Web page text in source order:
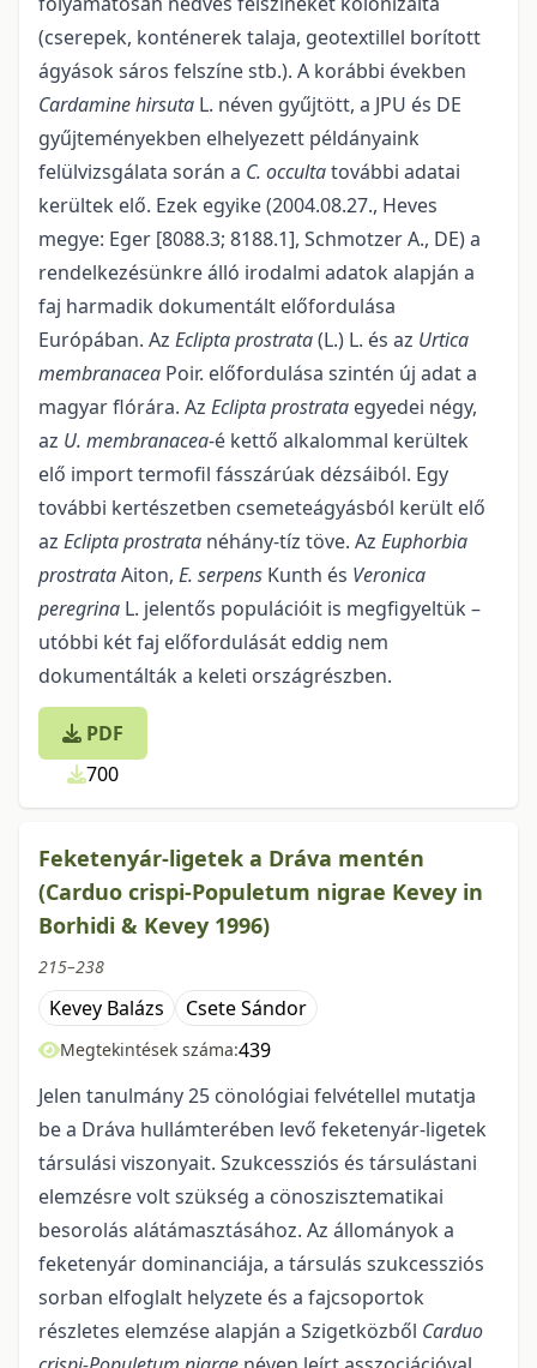
(cserepek, konténerek talaja, geotextillel borított
ágyások sáros felszíne stb.). A korábbi években
Cardamine hirsuta L. néven gyűjtött, a JPU és DE
gyűjteményekben elhelyezett példányaink
felülvizsgálata során a C. occultatovábbi adatai
kerültek elő. Ezek egyike (2004.08.27., Heves
megye: Eger [8088.3; 8188.1], Schmotzer A., DE) a
rendelkezésünkre álló irodalmi adatok alap­ján a
faj harmadik dokumentált előfordulása
Európában. Az Eclipta prostrata(L.) L. és az Urtica
memb­ranacea Poir. előfordulása szintén új adat a
magyar flórára. Az Eclipta prostrata egyedei négy,
az U. membranacea-é kettő alkalommal kerültek
elő import termofil fásszárúak dézsáiból. Egy
további kerté­szetben csemeteágyásból került elő
az Eclipta prostrata néhány-tíz töve. Az Euphorbia
prostrataAiton, E. serpens Kunth és Veronica
peregrina L. jelentős populációit is megfigyeltük –
utóbbi két faj előfordulását eddig nem
dokumentálták a keleti országrészben.
PDF
700
Feketenyár-ligetek a Dráva mentén
(Carduo crispi-Populetum nigrae Kevey in
Borhidi & Kevey 1996)
215–238
Kevey Balázs Csete Sándor
Megtekintések száma:439
Jelen tanulmány 25 cönológiai felvétellel mutatja
be a Dráva hullámterében levő feke­tenyár-ligetek
társulási viszonyait. Szukcessziós és társulástani
elemzésre volt szükség a cönosziszte­matikai
besorolás alátámasztásához. Az állományok a
feketenyár dominanciája, a társulás szukcessziós
sorban elfoglalt helyzete és a fajcsoportok
részletes elemzése alapján a Szigetközből Carduo